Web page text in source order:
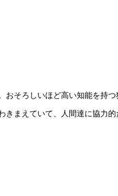
そろしいほど高い知能を持
まえていて、人間達に協力